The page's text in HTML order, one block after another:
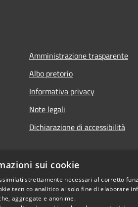
Amministrazione trasparente
Albo pretorio
Informativa privacy
Note legali
Dichiarazione di accessibilità
sui cookie
strettamente necessari al corretto
tecnico analitico al solo fine di elaborare
aggregate e anonime.